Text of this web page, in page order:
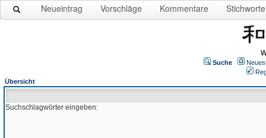
Neueintrag Vorschläge Kommentare Stichworte
Suche
Übersicht
Suchschlagwörter eingeben: